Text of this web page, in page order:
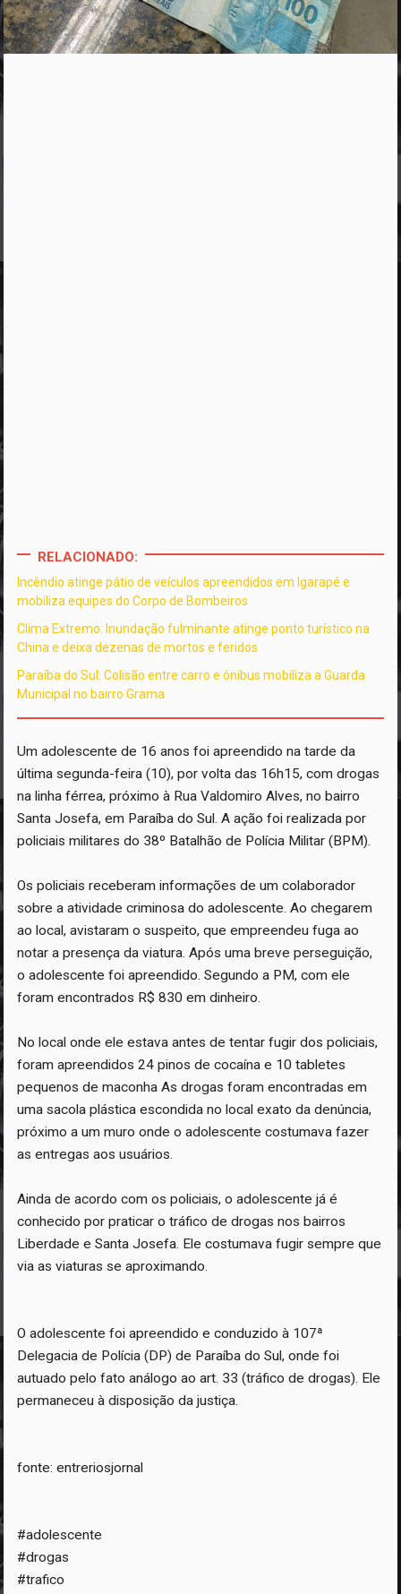
RELACIONADO:
Incêndio atinge pátio de veículos apreendidos em Igarapé e
mobiliza equipes do Corpo de Bombeiros
Clima Extremo: Inundação fulminante atinge ponto turístico na
China e deixa dezenas de mortos e feridos
Paraíba do Sul: Colisão entre carro e ônibus mobiliza a Guarda
Municipal no bairro Grama
Um adolescente de 16 anos foi apreendido na tarde da
última segunda-feira (10), por volta das 16h15, com drogas
na linha férrea, próximo à Rua Valdomiro Alves, no bairro
Santa Josefa, em Paraíba do Sul. A ação foi realizada por
policiais militares do 38º Batalhão de Polícia Militar (BPM).
Os policiais receberam informações de um colaborador
sobre a atividade criminosa do adolescente. Ao chegarem
ao local, avistaram o suspeito, que empreendeu fuga ao
notar a presença da viatura. Após uma breve perseguição,
o adolescente foi apreendido. Segundo a PM, com ele
foram encontrados R$ 830 em dinheiro.
No local onde ele estava antes de tentar fugir dos policiais,
foram apreendidos 24 pinos de cocaína e 10 tabletes
pequenos de maconha As drogas foram encontradas em
uma sacola plástica escondida no local exato da denúncia,
próximo a um muro onde o adolescente costumava fazer
as entregas aos usuários.
Ainda de acordo com os policiais, o adolescente já é
conhecido por praticar o tráfico de drogas nos bairros
Liberdade e Santa Josefa. Ele costumava fugir sempre que
via as viaturas se aproximando.
O adolescente foi apreendido e conduzido à 107ª
Delegacia de Polícia (DP) de Paraíba do Sul, onde foi
autuado pelo fato análogo ao art. 33 (tráfico de drogas). Ele
permaneceu à disposição da justiça.
fonte: entreriosjornal
#adolescente
#drogas
#trafico